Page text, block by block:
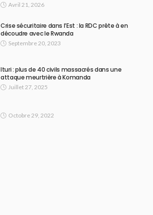
Avril 21, 2026
Crise sécuritaire dans l’Est : la RDC prête à en
découdre avec le Rwanda
Septembre 20, 2023
Ituri : plus de 40 civils massacrés dans une
attaque meurtrière à Komanda
Juillet 27, 2025
Octobre 29, 2022